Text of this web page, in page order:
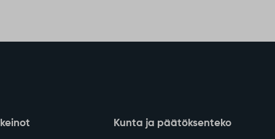
Kunta ja päätöksenteko